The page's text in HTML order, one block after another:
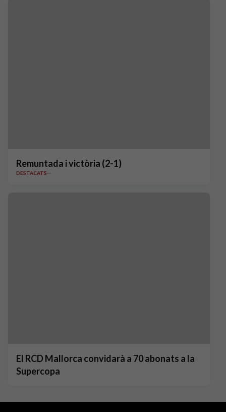
Remuntada i victòria (2-1)
DESTACATS
El RCD Mallorca convidarà a 70 abonats a la
Supercopa